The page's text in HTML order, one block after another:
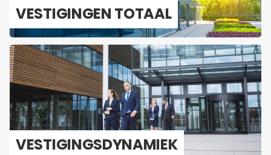
VES­TI­GIN­GEN TO­TAAL
VES­TI­GINGS­DY­NA­MIEK